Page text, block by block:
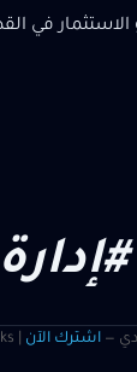
الاستثمار في
— اشترك الآن